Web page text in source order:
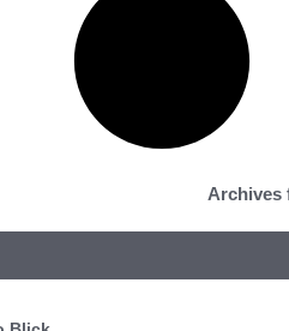
Archives